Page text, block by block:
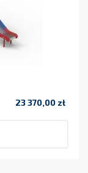
23 370,00 zł